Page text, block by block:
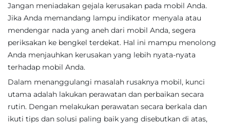
Jangan meniadakan gejala kerusakan pada mobil Anda.
Jika Anda memandang lampu indikator menyala atau
mendengar nada yang aneh dari mobil Anda, segera
periksakan ke bengkel terdekat. Hal ini mampu menolong
Anda menjauhkan kerusakan yang lebih nyata-nyata
terhadap mobil Anda.
Dalam menanggulangi masalah rusaknya mobil, kunci
utama adalah lakukan perawatan dan perbaikan secara
rutin. Dengan melakukan perawatan secara berkala dan
ikuti tips dan solusi paling baik yang disebutkan di atas,